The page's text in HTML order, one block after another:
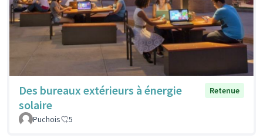
Des bureaux extérieurs à énergie
solaire
Retenue
Puchois 5